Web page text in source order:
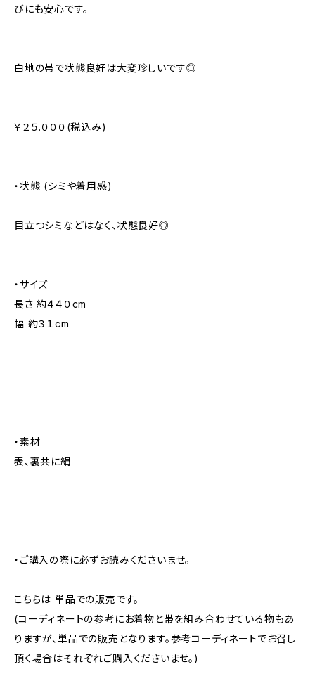
びにも安心です。
白地の帯で状態良好は大変珍しいです◎
￥２５.０００(税込み)
・状態 (シミや着用感)
目立つシミなどはなく、状態良好◎
・サイズ
長さ 約４４０cm
幅 約３１cm
・素材
表、裏共に絹
・ご購入の際に必ずお読みくださいませ。
こちらは 単品での販売です。
(コーディネートの参考にお着物と帯を組み合わせている物もあ
りますが、単品での販売となります。参考コーディネートでお召し
頂く場合はそれぞれご購入くださいませ。)